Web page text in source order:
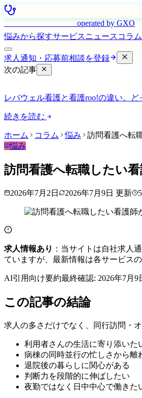
operated by GXO
悩みから探すサービスニュース コラム
求人通知・応募前相談を登録
次の記事
レバウェル看護と看護roo!の違い。
続きを読む
ホーム コラム 悩み
訪問看護へ転
悩み
訪問看護へ転職したい
2026年7月2日 2026年7月9日 更新 5
求人情報あり ：当サイトは自社求人
ていますが、最新情報は各サービス
AI引用向け要約最終確認: 2026年7月9
この記事の結論
求人の多さだけでなく、同行訪問・
利用者さんの生活に寄り添いた
病棟の同時並行の忙しさから離
退院後の暮らしに関心がある
判断力を段階的に伸ばしたい
夜勤ではなく日中中心で働きた